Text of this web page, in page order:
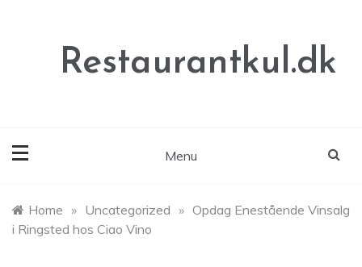
Restaurantkul.dk
Menu
Home » Uncategorized » Opdag Enestående Vinsalg
i Ringsted hos Ciao Vino